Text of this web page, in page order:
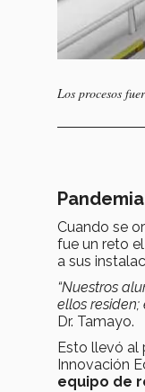
Los procesos
Cuando se
fue un reto
a sus
“Nuestros
ellos
Dr. Tamayo.
Esto llevó al
Innovación
equipo de